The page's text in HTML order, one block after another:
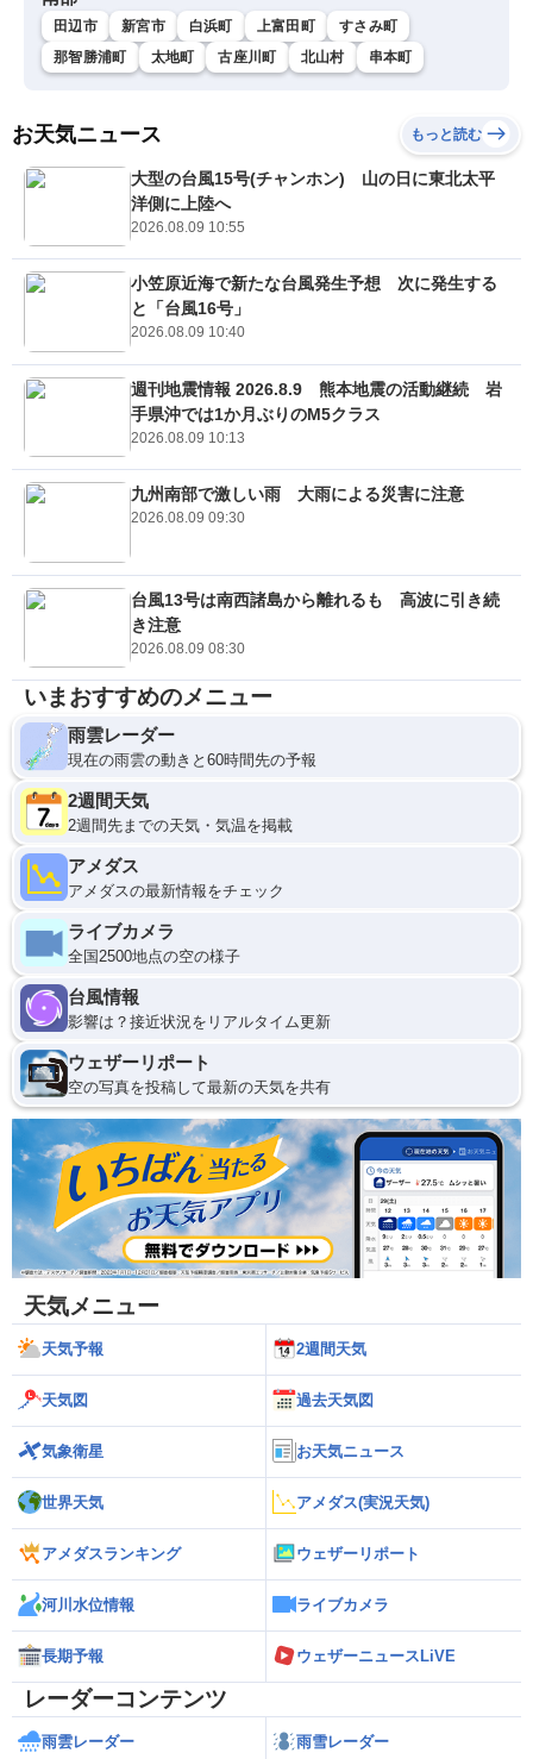
田辺市 新宮市 白浜町 上富田町
すさみ町
那智勝浦町
太地町 古座川町 北山村 串本町
お天気ニュース もっと読む
大型の台風15号(チャンホン) 山の日に東北太平
洋側に上陸へ
2026.08.09 10:55
小笠原近海で新たな台風発生予想 次に発生する
と「台風16号」
2026.08.09 10:40
週刊地震情報 2026.8.9 熊本地震の活動継続 岩
手県沖では1か月ぶりのM5クラス
2026.08.09 10:13
九州南部で激しい雨 大雨による災害に注意
2026.08.09 09:30
台風13号は南西諸島から離れるも 高波に引き続
き注意
2026.08.09 08:30
いまおすすめのメニュー
雨雲レーダー
現在の雨雲の動きと60時間先の予報
2週間天気
2週間先までの天気・気温を掲載
アメダス
アメダスの最新情報をチェック
ライブカメラ
全国2500地点の空の様子
台風情報
影響は？接近状況をリアルタイム更新
ウェザーリポート
空の写真を投稿して最新の天気を共有
天気メニュー
天気予報 2週間天気
天気図 過去天気図
気象衛星 お天気ニュース
世界天気 アメダス(実況天気)
アメダスランキング ウェザーリポート
河川水位情報 ライブカメラ
長期予報 ウェザーニュースLiVE
レーダーコンテンツ
雨雲レーダー 雨雪レーダー